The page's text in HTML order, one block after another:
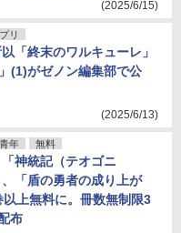
(2025/6/15)
リ
「終末のワルキューレ」
(1)がゼノン編集部で公
(2025/6/13)
青年 無料
神統記（テオゴニ
「盾の勇者の成り上が
以上無料に。冊数無制限3
布